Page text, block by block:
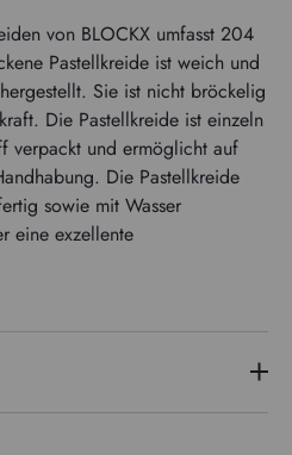
von BLOCKX umfasst 204
Pastellkreide ist weich und
Sie ist nicht bröckelig
Die Pastellkreide ist einzeln
verpackt und ermöglicht auf
Die Pastellkreide
sowie mit Wasser
eine exzellente